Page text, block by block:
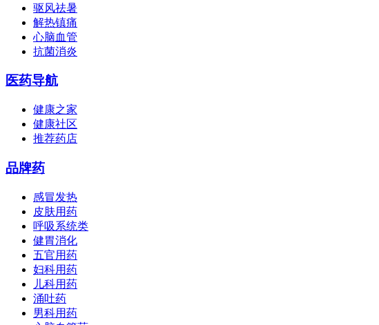
驱风祛暑
解热镇痛
心脑血管
抗菌消炎
医药导航
健康之家
健康社区
推荐药店
品牌药
感冒发热
皮肤用药
呼吸系统类
健胃消化
五官用药
妇科用药
儿科用药
涌吐药
男科用药